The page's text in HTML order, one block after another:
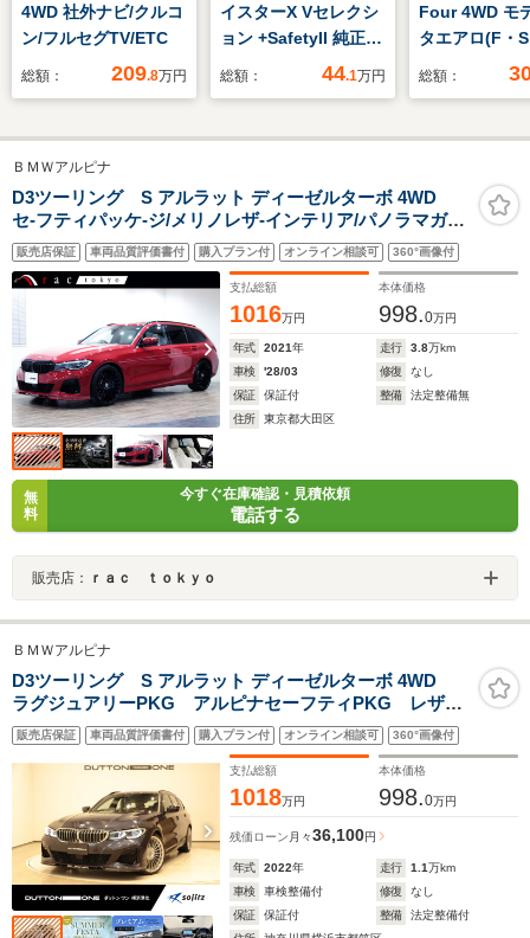
4WD 社外ナビ/クルコ
ン/フルセグTV/ETC
総額： 209.8万円
イスターX Vセレクシ
ョン +SafetyII 純正ナ
ビ/アラウンドビュー
減ブレーキ/アイドリ
ュスタート/スマート
キー
総額： 44.1万円
Four 4WD モ
タエアロ(F
寒冷地仕様
AC100V 全
ティセンス
前後ドラレコ
ートヒーター
総額：
ＢＭＷアルピナ
D3ツーリング S アルラット ディーゼルターボ 4WD
セ-フティパッケ-ジ/メリノレザ-インテリア/パノラマガラ
スル-フ/20インチブラックAW/ブラックグリ
ル/harmankardon/地デジ/ガルパニックフィニッシュ/リア
シ-トヒ-ティング/シフトパドル/ヘッドアップディスプレ
販売店保証 車両品質評価書付 購入プラン付 オンライン相談可 360°画像付
支払総額
1016万円
本体価格
998.0万円
年式 2021年 走行 3.8万km
車検
'28/03 修復
なし
保証
保証付 整備
法定整備無
住所
東京都大田区
無
料
今すぐ在庫確認・見積依頼
電話する
販売店： ｒａｃ ｔｏｋｙｏ
ＢＭＷアルピナ
D3ツーリング S アルラット ディーゼルターボ 4WD
ラグジュアリーPKG アルピナセーフティPKG レザー
シート Fパワー&シートヒーター ステアリングヒータ
ー アンビエントライト ハーマンカードン LEDヘッ
ドライト ヘッドアップディスプレイ 20インチAW
販売店保証 車両品質評価書付 購入プラン付 オンライン相談可 360°画像付
支払総額
1018万円
本体価格
998.0万円
残価ローン 月々36,100円
年式 2022年 走行 1.1万km
車検
車検整備付 修復
なし
保証
保証付 整備
法定整備付